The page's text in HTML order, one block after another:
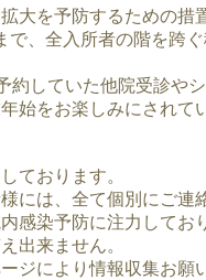
大を予防するための措
、全入所者の階を跨ぐ
約していた他院受診や
始をお楽しみにされて
ております。
には、全て個別にご連
感染予防に注力してお
出来ません。
ジにより情報収集お願